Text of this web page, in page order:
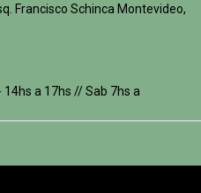
Francisco Schinca Montevideo,
14hs a 17hs // Sab 7hs a